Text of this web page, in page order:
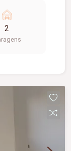
* 1
para
2